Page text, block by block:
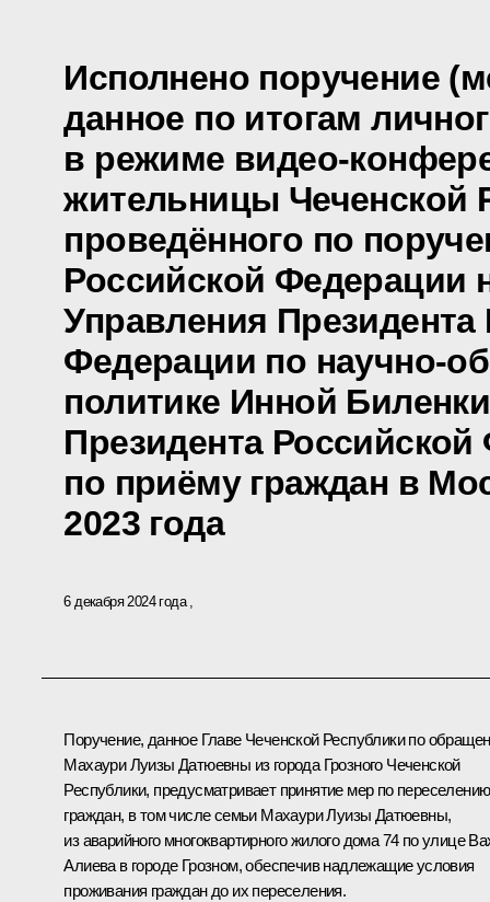
Исполнено поручение
данное по итогам
в режиме видео-
жительницы Чеченской
проведённого по
Российской Федерации
Управления Президента
Федерации по научно-
политике Инной
Президента
по приёму граждан в
2023 года
6 декабря 2024 года
Поручение, данное Главе Чеченской Республики по
Махаури Луизы Датюевны из города Грозного Чеченской
Республики, предусматривает принятие мер по переселению
граждан, в том числе семьи Махаури Луизы Датюевны,
из аварийного многоквартирного жилого дома 74 по улице
Алиева в городе Грозном, обеспечив надлежащие условия
проживания граждан до их переселения.